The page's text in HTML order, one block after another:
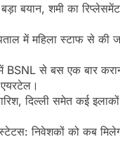
बड़ा बयान, शमी का
में महिला स्टाफ से की
से बस एक बार कराना
दिल्ली समेत कई
निवेशकों को कब